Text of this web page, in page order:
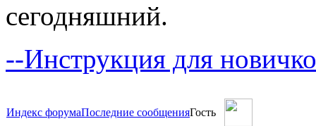
сегодняшний.
--Инструкция для
Индекс форумаПоследние сообщенияГость